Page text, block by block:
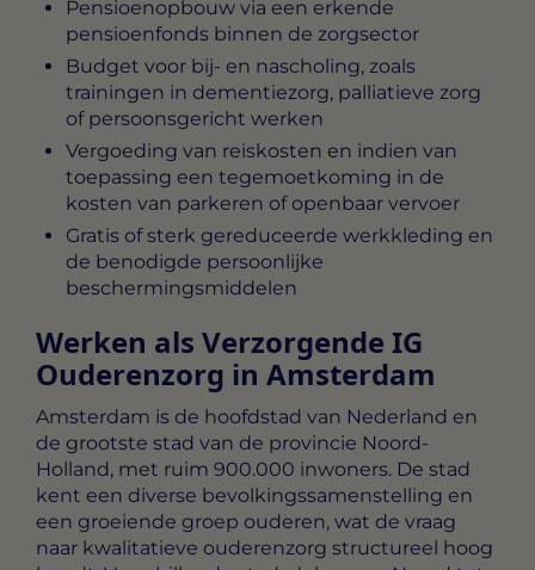
Pensioenopbouw via een erkende
pensioenfonds binnen de zorgsector
Budget voor bij- en nascholing, zoals
trainingen in dementiezorg, palliatieve zorg
of persoonsgericht werken
Vergoeding van reiskosten en indien van
toepassing een tegemoetkoming in de
kosten van parkeren of openbaar vervoer
Gratis of sterk gereduceerde werkkleding en
de benodigde persoonlijke
beschermingsmiddelen
Werken als Verzorgende IG
Ouderenzorg in Amsterdam
Amsterdam is de hoofdstad van Nederland en
de grootste stad van de provincie Noord-
Holland, met ruim 900.000 inwoners. De stad
kent een diverse bevolkingssamenstelling en
een groeiende groep ouderen, wat de vraag
naar kwalitatieve ouderenzorg structureel hoog